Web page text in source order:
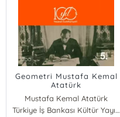
Geometri Mustafa Kemal
Atatürk
Mustafa Kemal Atatürk
Türkiye İş Bankası Kültür Yayınları